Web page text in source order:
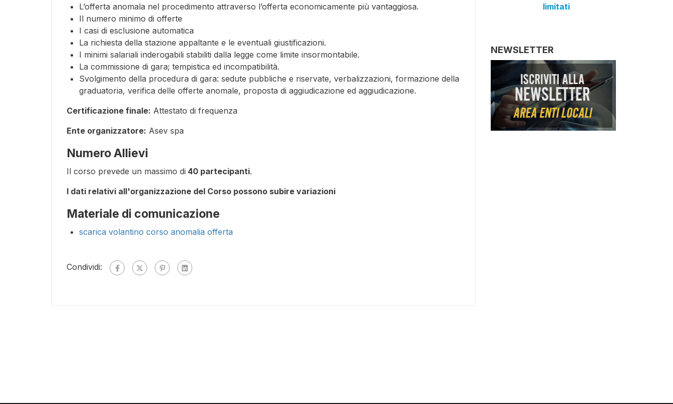
L’offerta anomala nel procedimento attraverso l’offerta economicamente più vantaggiosa.
Il numero minimo di offerte
I casi di esclusione automatica
La richiesta della stazione appaltante e le eventuali giustificazioni.
I minimi salariali inderogabili stabiliti dalla legge come limite insormontabile.
La commissione di gara; tempistica ed incompatibilità.
Svolgimento della procedura di gara: sedute pubbliche e riservate, verbalizzazioni, formazione della
graduatoria, verifica delle offerte anomale, proposta di aggiudicazione ed aggiudicazione.
Certificazione finale: Attestato di frequenza
Ente organizzatore: Asev spa
Numero Allievi
Il corso prevede un massimo di 40 partecipanti.
I dati relativi all'organizzazione del Corso possono subire variazioni
Materiale di comunicazione
scarica volantino corso anomalia offerta
Condividi:
limitati
NEWSLETTER